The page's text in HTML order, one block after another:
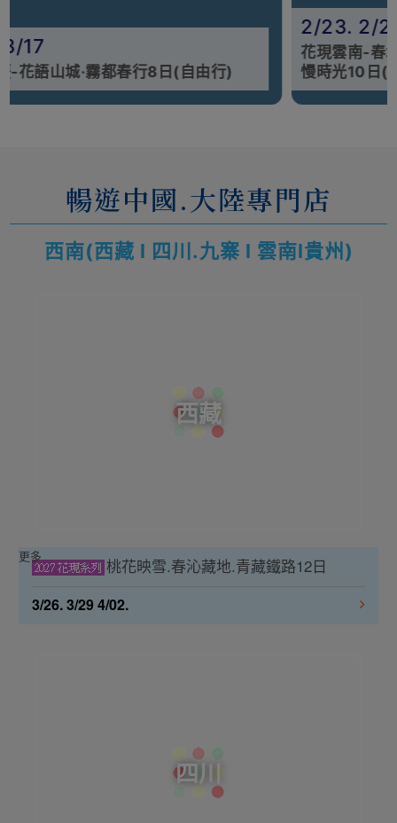
)
2/23. 2/27. 3/04(↑)
花現雲南-春城花語.元陽光影.羅平花海.大理
慢時光10日(自由行)
暢遊中國.大陸專門店
西南(西藏 l 四川.九寨 l 雲南l貴州)
西藏
桃花映雪.春沁藏地.青藏鐵路12日
3/26. 3/29 4/02.
更多
四川